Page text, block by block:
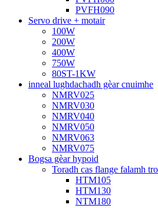
PVFH090
Servo drive + motair
100W
200W
400W
750W
80ST-1KW
inneal lughdachadh gèar cnuimhe
NMRV025
NMRV030
NMRV040
NMRV050
NMRV063
NMRV075
Bogsa gèar hypoid
Toradh cas flange falamh
HTM105
HTM130
NTM180